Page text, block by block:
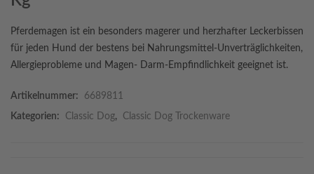
Pferdemagen ist ein besonders magerer und herzhafter Leckerbissen
für jeden Hund der bestens bei Nahrungsmittel-Unverträglichkeiten,
Allergieprobleme und Magen- Darm-Empfindlichkeit geeignet ist.
Artikelnummer: 6689811
Kategorien: Classic Dog, Classic Dog Trockenware